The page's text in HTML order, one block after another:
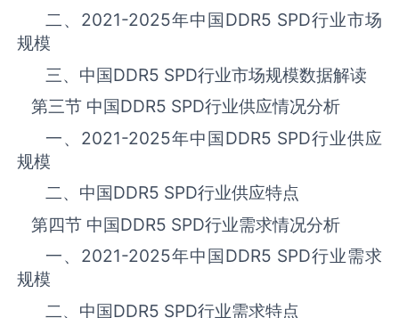
二、 2021-2025年中国DDR5 SPD‌‌‌行业市场
规模
三、中国DDR5 SPD行业市场规模数据解读
第三节 中国DDR5 SPD‌‌‌行业供应情况分析
一、 2021-2025年中国DDR5 SPD‌‌‌行业供应
规模
二、中国DDR5 SPD‌‌‌行业供应特点
第四节 中国DDR5 SPD‌‌‌行业需求情况分析
一、 2021-2025年中国DDR5 SPD‌‌‌行业需求
规模
二、中国DDR5 SPD‌‌‌行业需求特点